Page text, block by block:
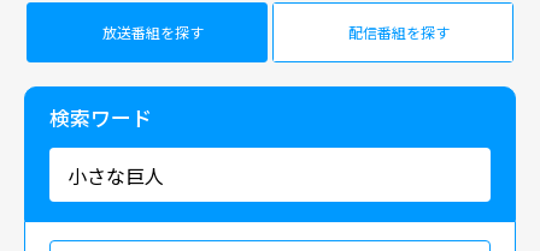
放送番組を探す 配信番組を探す
検索ワード